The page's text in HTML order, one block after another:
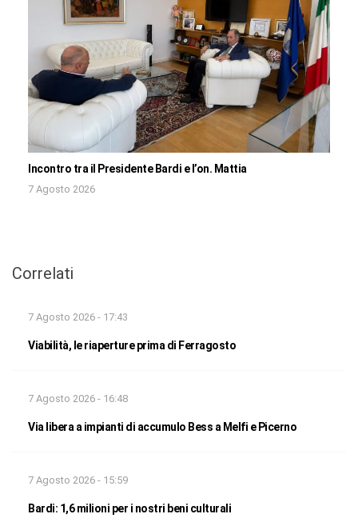
Incontro tra il Presidente Bardi e l’on. Mattia
7 Agosto 2026
Correlati
7 Agosto 2026 - 17:43
Viabilità, le riaperture prima di Ferragosto
7 Agosto 2026 - 16:48
Via libera a impianti di accumulo Bess a Melfi e Picerno
7 Agosto 2026 - 15:59
Bardi: 1,6 milioni per i nostri beni culturali